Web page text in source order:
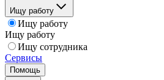
Ищу работу
Ищу работу
Ищу работу
Ищу сотрудника
Сервисы
Помощь